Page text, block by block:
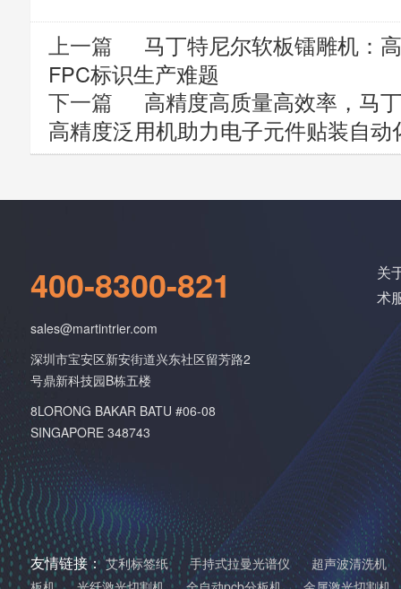
上一篇
马丁特尼尔软板镭雕机：
FPC标识生产难题
下一篇
高精度高质量高效率，马
高精度泛用机助力电子元件贴装自动
400-8300-821
sales@martintrier.com
深圳市宝安区新安街道兴东社区留芳路2
号鼎新科技园B栋五楼
8LORONG BAKAR BATU #06-08
SINGAPORE 348743
关
术
友情链接： 艾利标签纸 手持式拉曼光谱仪
超声波清洗机